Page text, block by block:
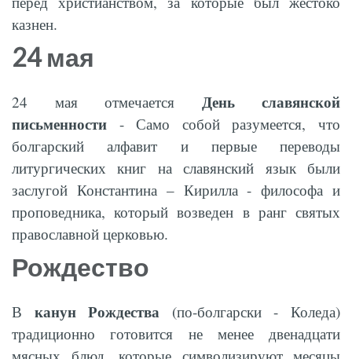
казнен.
24 мая
24 мая отмечается День славянской
письменности - Само собой разумеется, что
болгарский алфавит и первые переводы
литургических книг на славянский язык были
заслугой Константина – Кирилла - философа и
проповедника, который возведен в ранг святых
православной церковью.
Рождество
В канун Рождества (по-болгарски - Коледа)
традиционно готовится не менее двенадцати